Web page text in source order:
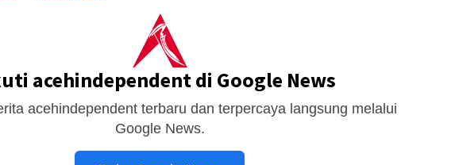
acehindependent di Google News
acehindependent terbaru dan terpercaya langsung melalui
Google News.